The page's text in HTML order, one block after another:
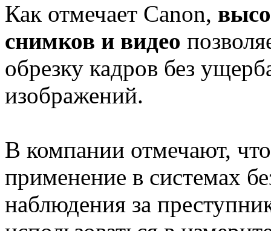
Как отмечает Canon,
снимков и видео
обрезку кадров без
изображений.
В компании отмечают,
применение в системах
наблюдения за